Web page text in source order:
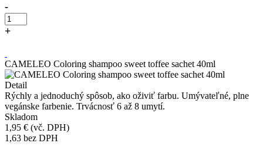
-
+
CAMELEO Coloring shampoo sweet toffee sachet 40ml
Detail
Rýchly a jednoduchý spôsob, ako oživiť farbu. Umývateľné, plne
vegánske farbenie. Trvácnosť 6 až 8 umytí.
Skladom
1,95 € (vč. DPH)
1,63 bez DPH